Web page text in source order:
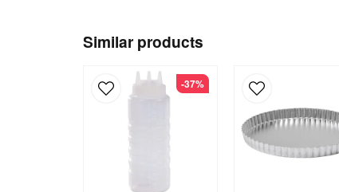
Similar products
-37%